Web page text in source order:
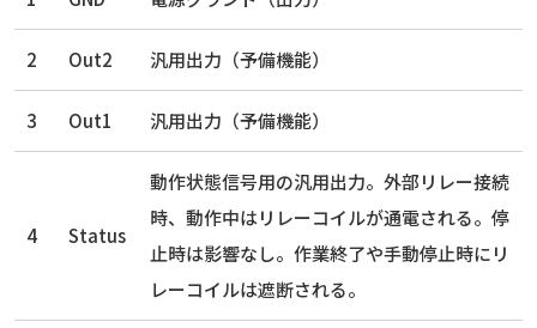
2 Out2 汎用出力（予備機能）
3 Out1 汎用出力（予備機能）
4 Status
動作状態信号用の汎用出力。外部リレー接続
時、動作中はリレーコイルが通電される。停
止時は影響なし。作業終了や手動停止時にリ
レーコイルは遮断される。